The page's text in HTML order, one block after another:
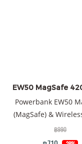
EW50 MagSafe
Powerbank EW50
(MagSafe) &
4200mAh QC 3.0 |
พาวเวอร์แบงค์
฿990